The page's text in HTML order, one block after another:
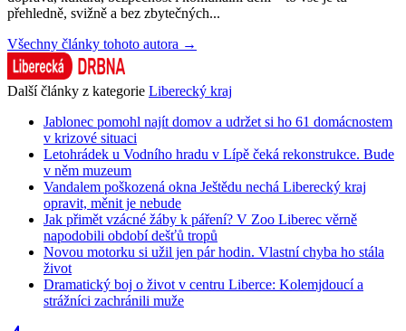
přehledně, svižně a bez zbytečných...
Všechny články tohoto autora →
Další články z kategorie Liberecký kraj
Jablonec pomohl najít domov a udržet si ho 61 domácnostem
v krizové situaci
Letohrádek u Vodního hradu v Lípě čeká rekonstrukce. Bude
v něm muzeum
Vandalem poškozená okna Ještědu nechá Liberecký kraj
opravit, měnit je nebude
Jak přimět vzácné žáby k páření? V Zoo Liberec věrně
napodobili období dešťů tropů
Novou motorku si užil jen pár hodin. Vlastní chyba ho stála
život
Dramatický boj o život v centru Liberce: Kolemjdoucí a
strážníci zachránili muže